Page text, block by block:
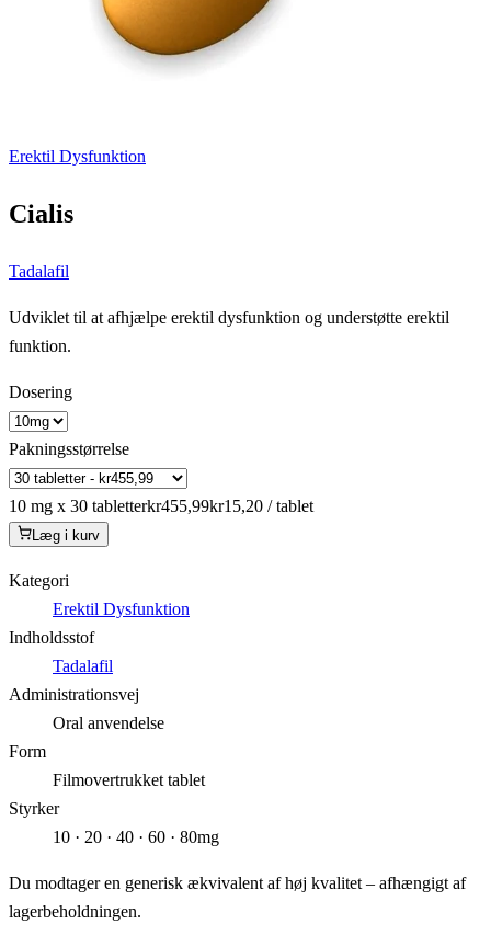
Erektil Dysfunktion
Cialis
Tadalafil
Udviklet til at afhjælpe erektil dysfunktion og understøtte erektil
funktion.
Dosering
Pakningsstørrelse
10 mg x 30 tabletterkr455,99kr15,20 / tablet
Læg i kurv
Kategori
Erektil Dysfunktion
Indholdsstof
Tadalafil
Administrationsvej
Oral anvendelse
Form
Filmovertrukket tablet
Styrker
10 · 20 · 40 · 60 · 80mg
Du modtager en generisk ækvivalent af høj kvalitet – afhængigt af
lagerbeholdningen.